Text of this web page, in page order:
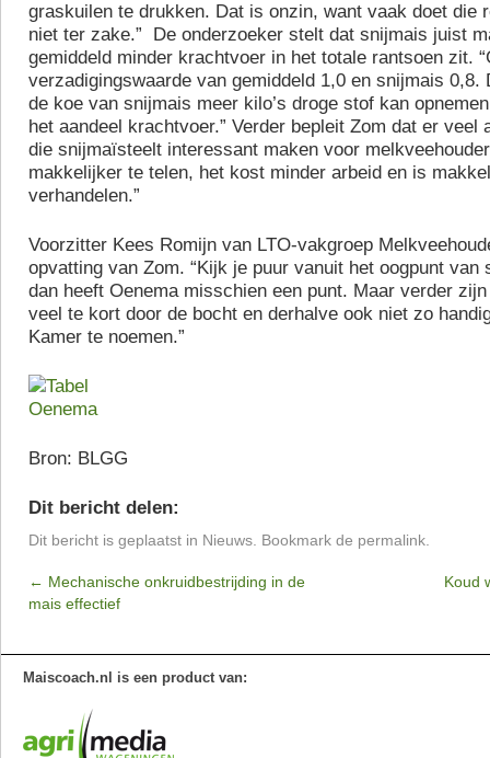
graskuilen te drukken. Dat is onzin, want vaak doet die
niet ter zake.” De onderzoeker stelt dat snijmais juist
gemiddeld minder krachtvoer in het totale rantsoen zit.
verzadigingswaarde van gemiddeld 1,0 en snijmais 0,8.
de koe van snijmais meer kilo’s droge stof kan
het aandeel krachtvoer.” Verder bepleit Zom dat er veel
die snijmaïsteelt interessant maken voor
makkelijker te telen, het kost minder arbeid en is
verhandelen.”
Voorzitter Kees Romijn van LTO-vakgroep
opvatting van Zom. “Kijk je puur vanuit het oogpunt
dan heeft Oenema misschien een punt. Maar verder
veel te kort door de bocht en derhalve ook niet zo
Kamer te noemen.”
Bron: BLGG
Dit bericht delen:
Dit bericht is geplaatst in Nieuws . Bookmark de permalink
← Mechanische onkruidbestrijding in de
mais effectief
Koud
Maiscoach.nl is een product van: